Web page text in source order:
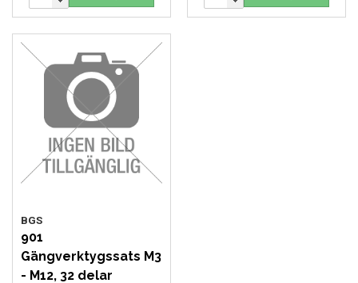
BGS
901
Gängverktygssats M3
- M12, 32 delar